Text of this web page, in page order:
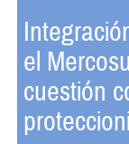
el
cuestión